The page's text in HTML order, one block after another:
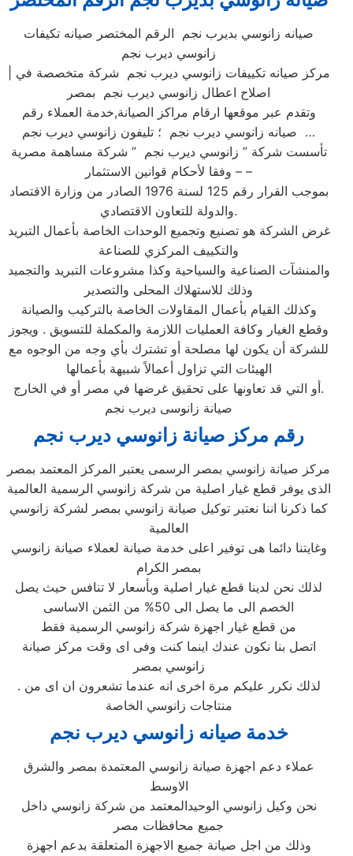
صيانه زانوسي بديرب نجم الرقم المختصر صيانه تكيفات
زانوسي ديرب نجم
اصلاح اعطال زانوسي ديرب نجم بمصر
وتقدم عبر موقعها ارقام مراكز الصيانة,خدمة العملاء رقم
صيانه زانوسي ديرب نجم ؛ تليفون زانوسي ديرب نجم …
تأسست شركة ” زانوسي ديرب نجم ” شركة مساهمة مصرية
– وفقا لأحكام قوانين الاستثمار –
بموجب القرار رقم 125 لسنة 1976 الصادر من وزارة الاقتصاد
والدولة للتعاون الاقتصادي.
غرض الشركة هو تصنيع وتجميع الوحدات الخاصة بأعمال التبريد
والتكييف المركزي للصناعة
والمنشآت الصناعية والسياحية وكذا مشروعات التبريد والتجميد
وذلك للاستهلاك المحلى والتصدير
وكذلك القيام بأعمال المقاولات الخاصة بالتركيب والصيانة
وقطع الغيار وكافة العمليات اللازمة والمكملة للتسويق . ويجوز
للشركة أن يكون لها مصلحة أو تشترك بأي وجه من الوجوه مع
الهيئات التي تزاول أعمالاً شبيهة بأعمالها
أو التي قد تعاونها على تحقيق غرضها في مصر أو في الخارج.
صيانة زانوسى ديرب نجم
رقم مركز صيانة زانوسي ديرب نجم
مركز صيانة زانوسي بمصر الرسمى يعتبر المركز المعتمد بمصر
الذى يوفر قطع غيار اصلية من شركة زانوسي الرسمية العالمية
كما ذكرنا اننا نعتبر توكيل صيانة زانوسي بمصر لشركة زانوسي
العالمية
وغايتنا دائما هى توفير اعلى خدمة صيانة لعملاء صيانة زانوسي
بمصر الكرام
لذلك نحن لدينا قطع غيار اصلية وبأسعار لا تنافس حيث يصل
الخصم الى ما يصل الى 50% من الثمن الاساسى
من قطع غيار اجهزة شركة زانوسي الرسمية فقط
اتصل بنا نكون عندك اينما كنت وفى اى وقت مركز صيانة
زانوسي بمصر
. لذلك نكرر عليكم مرة اخرى انه عندما تشعرون ان اى من
منتاجات زانوسي الخاصة
خدمة صيانه زانوسي ديرب نجم
عملاء دعم اجهزة صيانة زانوسي المعتمدة بمصر والشرق
الاوسط
نحن وكيل زانوسي الوحيدالمعتمد من شركة زانوسي داخل
جميع محافظات مصر
وذلك من اجل صيانة جميع الاجهزة المتعلقة بدعم اجهزة